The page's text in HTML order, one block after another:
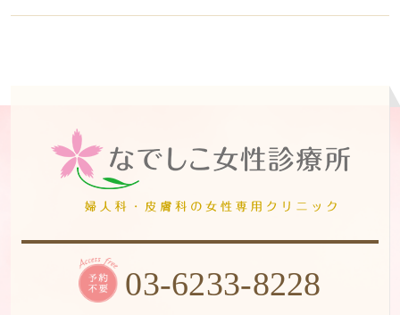
03-6233-8228